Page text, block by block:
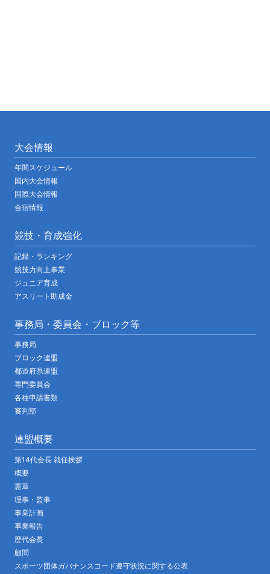
大会情報
年間スケジュール
国内大会情報
国際大会情報
合宿情報
競技・育成強化
記録・ランキング
競技力向上事業
ジュニア育成
アスリート助成金
事務局・委員会・ブロック等
事務局
ブロック連盟
都道府県連盟
専門委員会
各種申請書類
審判部
連盟概要
第14代会長 就任挨拶
概要
憲章
理事・監事
事業計画
事業報告
歴代会長
顧問
スポーツ団体ガバナンスコード遵守状況に関する公表